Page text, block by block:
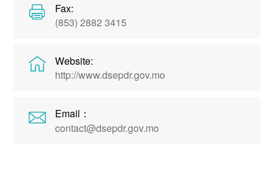
Fax:
(853) 2882 3415
Website:
http://www.dsepdr.gov.mo
Email：
contact@dsepdr.gov.mo